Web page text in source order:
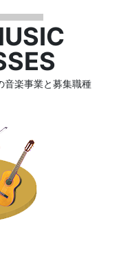
音楽事業と募集職種